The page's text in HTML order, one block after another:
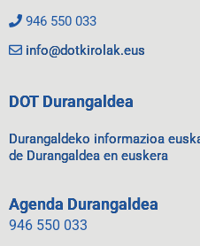
946 550 033
info@dotkirolak.eus
DOT Durangaldea
Durangaldeko informazioa
de Durangaldea en euskera
Agenda Durangaldea
946 550 033